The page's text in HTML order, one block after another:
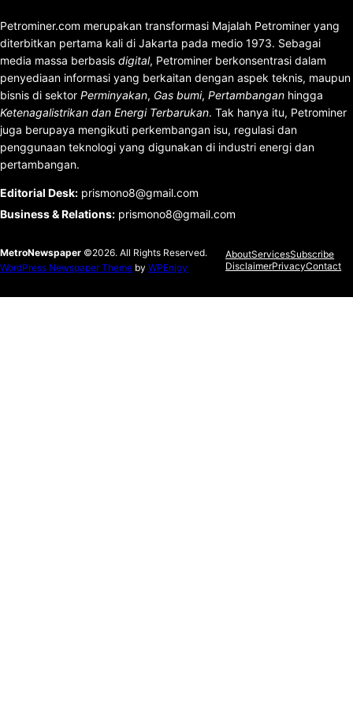
Petrominer.com merupakan transformasi Majalah Petrominer yang
diterbitkan pertama kali di Jakarta pada medio 1973. Sebagai
media massa berbasis digital, Petrominer berkonsentrasi dalam
penyediaan informasi yang berkaitan dengan aspek teknis, maupun
bisnis di sektor Perminyakan, Gas bumi, Pertambangan hingga
Ketenagalistrikan dan Energi Terbarukan. Tak hanya itu, Petrominer
juga berupaya mengikuti perkembangan isu, regulasi dan
penggunaan teknologi yang digunakan di industri energi dan
pertambangan.
Editorial Desk: prismono8@gmail.com
Business & Relations: prismono8@gmail.com
MetroNewspaper ©2026. All Rights Reserved.
WordPress Newspaper Theme by WPEnjoy
AboutServicesSubscribe
DisclaimerPrivacyContact